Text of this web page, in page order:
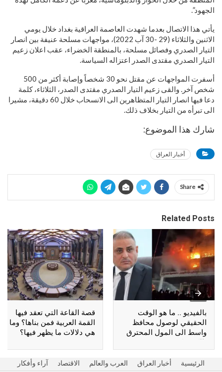
الجهود”.
يأتي هذا الاتصال بعدما شهدت العاصمة العراقية بغداد خلال يومي
الاثنين والثلاثاء (29 -30 آب 2022)، مواجهات مسلحة عنيفة بين انصار
التيار الصدري وفصائل مسلحة، بالمنطقة الخضراء، عقب اعلان زعيم
التيار الصدري مقتدى الصدر اعتزاله السياسة.
أسفرت المواجهات عن مقتل نحو 30 شخصاً وإصابة أكثر من 500
شخص آخر. والقى زعيم التيار الصدري مقتدى الصدر، الثلاثاء، كلمة
دعا فيها انصار التيار المتظاهرين الى الانسحاب خلال 60 دقيقة، مشيرا
الى تبرأه من التيار بخلاف ذلك.
شارك هذا الموضوع:
أخبار العراق
Share
Related Posts
بالفيديو .. ما هو الوقت
الحقيقي لوصول محافظ
واسط الى المول المحترق
بالكوت؟
قصة القاعة التي تعقد فيها
القمة العربية فمن بناها؟ وما
هي دلالات ما يظهر فيها؟
الرئيسية أخبار العراق العرب والعالم الاقتصاد آراء وأفكار